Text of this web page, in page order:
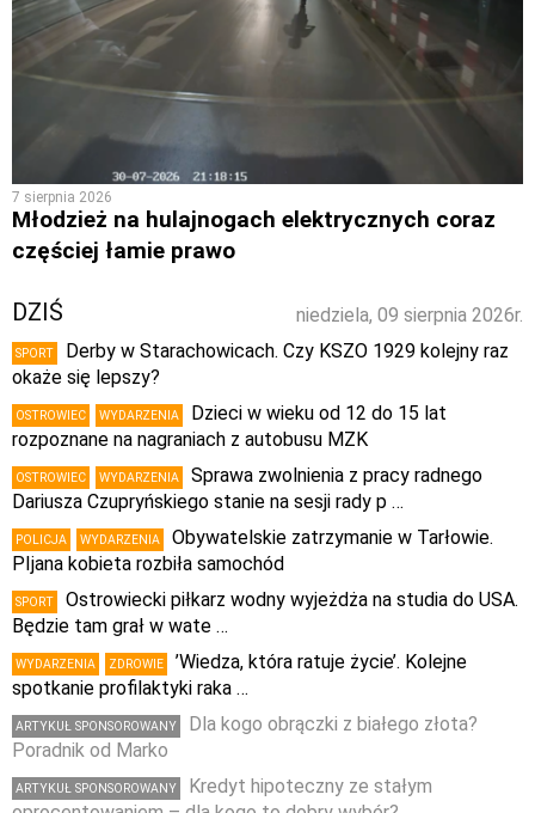
7 sierpnia 2026
Młodzież na hulajnogach elektrycznych coraz
częściej łamie prawo
niedziela, 09 sierpnia 2026r.
DZIŚ
SPORT
Derby w Starachowicach. Czy KSZO 1929 kolejny raz
okaże się lepszy?
OSTROWIEC WYDARZENIA
Dzieci w wieku od 12 do 15 lat
rozpoznane na nagraniach z autobusu MZK
OSTROWIEC WYDARZENIA
Sprawa zwolnienia z pracy radnego
Dariusza Czupryńskiego stanie na sesji rady p …
POLICJA WYDARZENIA
Obywatelskie zatrzymanie w Tarłowie.
PIjana kobieta rozbiła samochód
SPORT
Ostrowiecki piłkarz wodny wyjeżdża na studia do USA.
Będzie tam grał w wate …
WYDARZENIA ZDROWIE
’Wiedza, która ratuje życie’. Kolejne
spotkanie profilaktyki raka …
ARTYKUŁ SPONSOROWANY
Dla kogo obrączki z białego złota?
Poradnik od Marko
ARTYKUŁ SPONSOROWANY
Kredyt hipoteczny ze stałym